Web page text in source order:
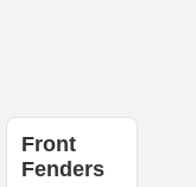
Front
Fenders